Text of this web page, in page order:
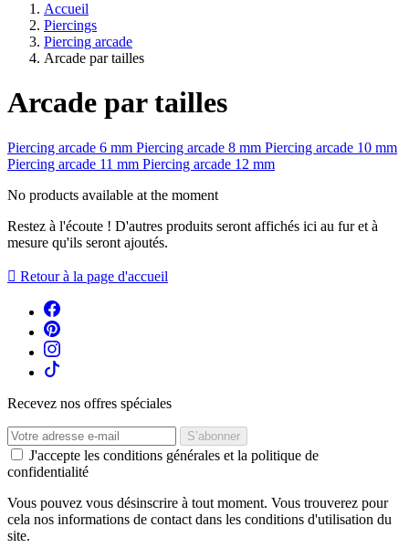
Accueil
Piercings
Piercing arcade
Arcade par tailles
Arcade par tailles
Piercing arcade 6 mm Piercing arcade 8 mm Piercing arcade 10 mm
Piercing arcade 11 mm Piercing arcade 12 mm
No products available at the moment
Restez à l'écoute ! D'autres produits seront affichés ici au fur et à
mesure qu'ils seront ajoutés.
 Retour à la page d'accueil
Recevez nos offres spéciales
J'accepte les conditions générales et la politique de
confidentialité
Vous pouvez vous désinscrire à tout moment. Vous trouverez pour
cela nos informations de contact dans les conditions d'utilisation du
site.